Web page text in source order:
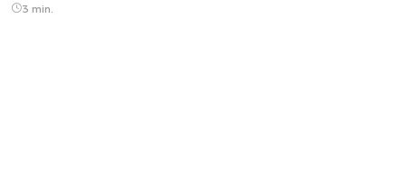
3 min.